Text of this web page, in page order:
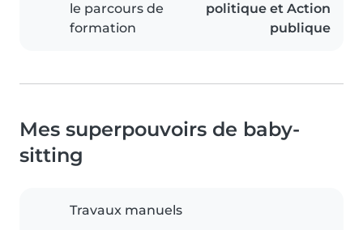
le parcours de
formation
politique et Action
publique
Mes superpouvoirs de baby-
sitting
Travaux manuels